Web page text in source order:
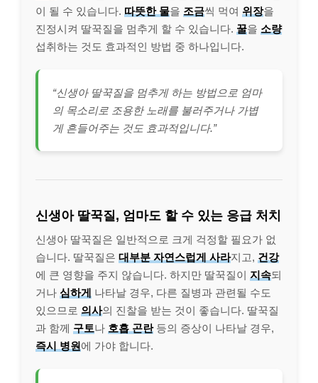
이 될 수 있습니다. 따뜻한 물을 조금씩 먹여 위장을
진정시켜 딸꾹질을 멈추게 할 수 있습니다. 꿀을 소량
섭취하는 것도 효과적인 방법 중 하나입니다.
“신생아 딸꾹질을 멈추게 하는 방법으로 엄마
의 목소리로 조용한 노래를 불러주거나 가볍
게 흔들어주는 것도 효과적입니다.”
신생아 딸꾹질, 엄마도 할 수 있는 응급 처치
신생아 딸꾹질은 일반적으로 크게 걱정할 필요가 없
습니다. 딸꾹질은 대부분 자연스럽게 사라지고, 건강
에 큰 영향을 주지 않습니다. 하지만 딸꾹질이 지속되
거나 심하게 나타날 경우, 다른 질병과 관련될 수도
있으므로 의사의 진찰을 받는 것이 좋습니다. 딸꾹질
과 함께 구토나 호흡 곤란등의 증상이 나타날 경우,
즉시 병원에 가야 합니다.